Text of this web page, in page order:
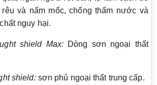
rêu và nấm mốc, chống thấm nước và
nguy hại.
shield Max: Dòng sơn ngoại thất
shield: sơn phủ ngoại thất trung cấp.